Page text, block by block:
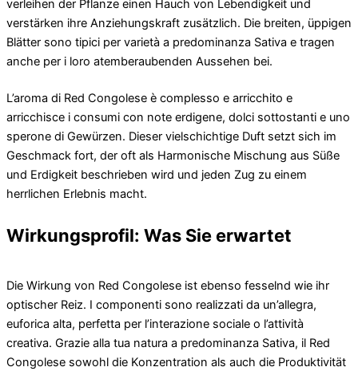
verleihen der Pflanze einen Hauch von Lebendigkeit und
verstärken ihre Anziehungskraft zusätzlich. Die breiten, üppigen
Blätter sono tipici per varietà a predominanza Sativa e tragen
anche per i loro atemberaubenden Aussehen bei.
L’aroma di Red Congolese è complesso e arricchito e
arricchisce i consumi con note erdigene, dolci sottostanti e uno
sperone di Gewürzen. Dieser vielschichtige Duft setzt sich im
Geschmack fort, der oft als Harmonische Mischung aus Süße
und Erdigkeit beschrieben wird und jeden Zug zu einem
herrlichen Erlebnis macht.
Wirkungsprofil: Was Sie erwartet
Die Wirkung von Red Congolese ist ebenso fesselnd wie ihr
optischer Reiz. I componenti sono realizzati da un’allegra,
euforica alta, perfetta per l’interazione sociale o l’attività
creativa. Grazie alla tua natura a predominanza Sativa, il Red
Congolese sowohl die Konzentration als auch die Produktivität